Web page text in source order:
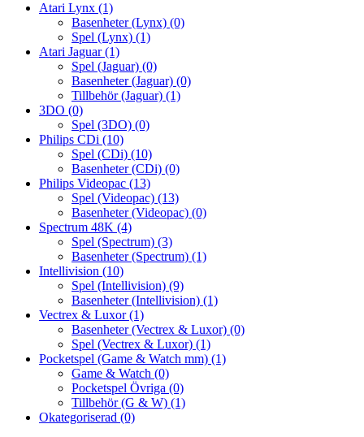
Atari Lynx (1)
Basenheter (Lynx) (0)
Spel (Lynx) (1)
Atari Jaguar(1)
Spel (Jaguar) (0)
Basenheter (Jaguar) (0)
Tillbehör (Jaguar) (1)
3DO (0)
Spel (3DO) (0)
Philips CDi (10)
Spel (CDi) (10)
Basenheter (CDi) (0)
Philips Videopac (13)
Spel (Videopac) (13)
Basenheter (Videopac) (0)
Spectrum 48K (4)
Spel (Spectrum) (3)
Basenheter (Spectrum) (1)
Intellivision (10)
Spel (Intellivision) (9)
Basenheter (Intellivision) (1)
Vectrex & Luxor(1)
Basenheter (Vectrex & Luxor) (0)
Spel (Vectrex & Luxor) (1)
Pocketspel (Game & Watch mm) (1)
Game & Watch (0)
Pocketspel Övriga (0)
Tillbehör (G & W) (1)
Okategoriserad (0)